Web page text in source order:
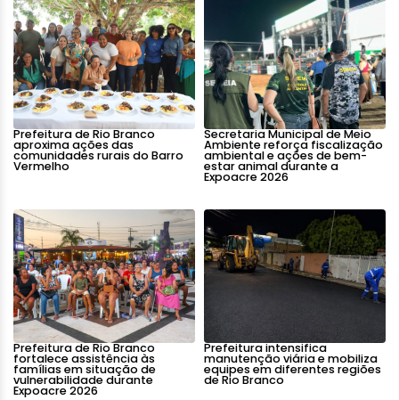
Prefeitura de Rio Branco
aproxima ações das
comunidades rurais do Barro
Vermelho
Secretaria Municipal de Meio
Ambiente reforça fiscalização
ambiental e ações de bem-
estar animal durante a
Expoacre 2026
Prefeitura de Rio Branco
fortalece assistência às
famílias em situação de
vulnerabilidade durante
Expoacre 2026
Prefeitura intensifica
manutenção viária e mobiliza
equipes em diferentes regiões
de Rio Branco